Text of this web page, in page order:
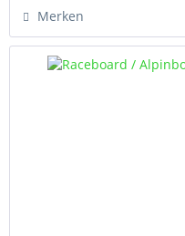
Merken